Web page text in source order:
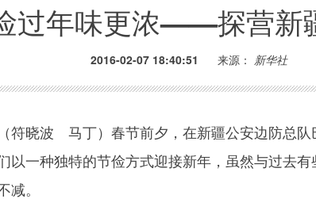
过年味更浓——探营新
2016-02-07 18:40:51 来源： 新华社
晓波 马丁）春节前夕，在新疆公安边防总队
以一种独特的节俭方式迎接新年，虽然与过去有
。